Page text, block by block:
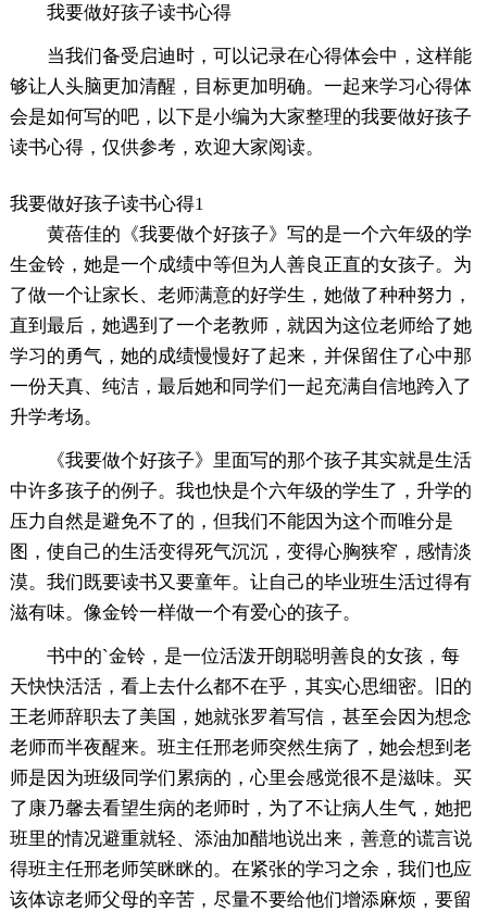
我要做好孩子读书心得
当我们备受启迪时，可以记录在心得体会中，这样能
够让人头脑更加清醒，目标更加明确。一起来学习心得体
会是如何写的吧，以下是小编为大家整理的我要做好孩子
读书心得，仅供参考，欢迎大家阅读。
我要做好孩子读书心得1
黄蓓佳的《我要做个好孩子》写的是一个六年级的学
生金铃，她是一个成绩中等但为人善良正直的女孩子。为
了做一个让家长、老师满意的好学生，她做了种种努力，
直到最后，她遇到了一个老教师，就因为这位老师给了她
学习的勇气，她的成绩慢慢好了起来，并保留住了心中那
一份天真、纯洁，最后她和同学们一起充满自信地跨入了
升学考场。
《我要做个好孩子》里面写的那个孩子其实就是生活
中许多孩子的例子。我也快是个六年级的学生了，升学的
压力自然是避免不了的，但我们不能因为这个而唯分是
图，使自己的生活变得死气沉沉，变得心胸狭窄，感情淡
漠。我们既要读书又要童年。让自己的毕业班生活过得有
滋有味。像金铃一样做一个有爱心的孩子。
书中的`金铃，是一位活泼开朗聪明善良的女孩，每
天快快活活，看上去什么都不在乎，其实心思细密。旧的
王老师辞职去了美国，她就张罗着写信，甚至会因为想念
老师而半夜醒来。班主任邢老师突然生病了，她会想到老
师是因为班级同学们累病的，心里会感觉很不是滋味。买
了康乃馨去看望生病的老师时，为了不让病人生气，她把
班里的情况避重就轻、添油加醋地说出来，善意的谎言说
得班主任邢老师笑眯眯的。在紧张的学习之余，我们也应
该体谅老师父母的辛苦，尽量不要给他们增添麻烦，要留